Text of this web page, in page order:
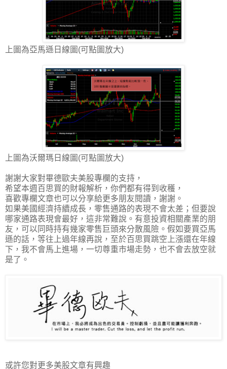
上圖為亞馬遜日線圖(可點圖放大)
上圖為沃爾瑪日線圖(可點圖放大)
謝謝大家對畢德歐夫美股專欄的支持，
希望本週百思買的財報解析，你們都有得到收穫，
喜歡專欄文章也可以分享給更多朋友閱讀，謝謝。
如果美國經濟持續成長，零售通路的表現不會太差；但要說
哪家通路表現會最好，這非常難說。有意投資相關產業的朋
友，可以同時持有幾家零售巨頭來分散風險。假如要買亞馬
遜的話，等往上過年線再說，至於百思買跳空上漲還在年線
下，我不會馬上進場，一切尊重市場走勢，也不會去放空就
是了。
或許您對更多美股文章有興趣